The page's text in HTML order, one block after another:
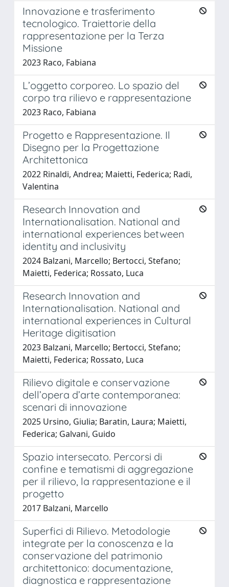
Innovazione e trasferimento
tecnologico. Traiettorie della
rappresentazione per la Terza
Missione
2023 Raco, Fabiana
L’oggetto corporeo. Lo spazio del
corpo tra rilievo e rappresentazione
2023 Raco, Fabiana
Progetto e Rappresentazione. Il
Disegno per la Progettazione
Architettonica
2022 Rinaldi, Andrea; Maietti, Federica; Radi,
Valentina
Research Innovation and
Internationalisation. National and
international experiences between
identity and inclusivity
2024 Balzani, Marcello; Bertocci, Stefano;
Maietti, Federica; Rossato, Luca
Research Innovation and
Internationalisation. National and
international experiences in Cultural
Heritage digitisation
2023 Balzani, Marcello; Bertocci, Stefano;
Maietti, Federica; Rossato, Luca
Rilievo digitale e conservazione
dell’opera d’arte contemporanea:
scenari di innovazione
2025 Ursino, Giulia; Baratin, Laura; Maietti,
Federica; Galvani, Guido
Spazio intersecato. Percorsi di
confine e tematismi di aggregazione
per il rilievo, la rappresentazione e il
progetto
2017 Balzani, Marcello
Superfici di Rilievo. Metodologie
integrate per la conoscenza e la
conservazione del patrimonio
architettonico: documentazione,
diagnostica e rappresentazione